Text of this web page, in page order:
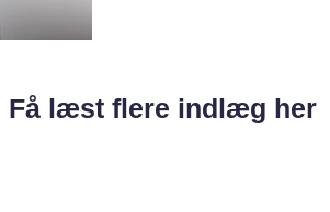
Få læst flere indlæg her